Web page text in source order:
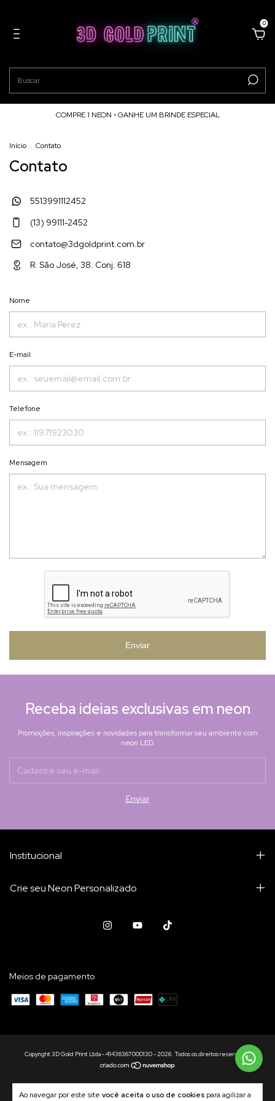
0
COMPRE 1 NEON • GANHE UM BRINDE ESPECIAL
Ao navegar por este site você aceita o uso de cookies para agilizar a
Início . Contato
Contato
5513991112452
(13) 99111-2452
contato@3dgoldprint.com.br
R. São José, 38. Conj. 618
Nome
E-mail
Telefone
Mensagem
Enviar
Receba ideias exclusivas em neon
Promoções, inspirações e novidades para transformar seu ambiente com
neon LED.
Institucional
Crie seu Neon Personalizado
Meios de pagamento
Copyright 3D Gold Print Ltda - 41436367000130 - 2026. Todos os direitos reservados.